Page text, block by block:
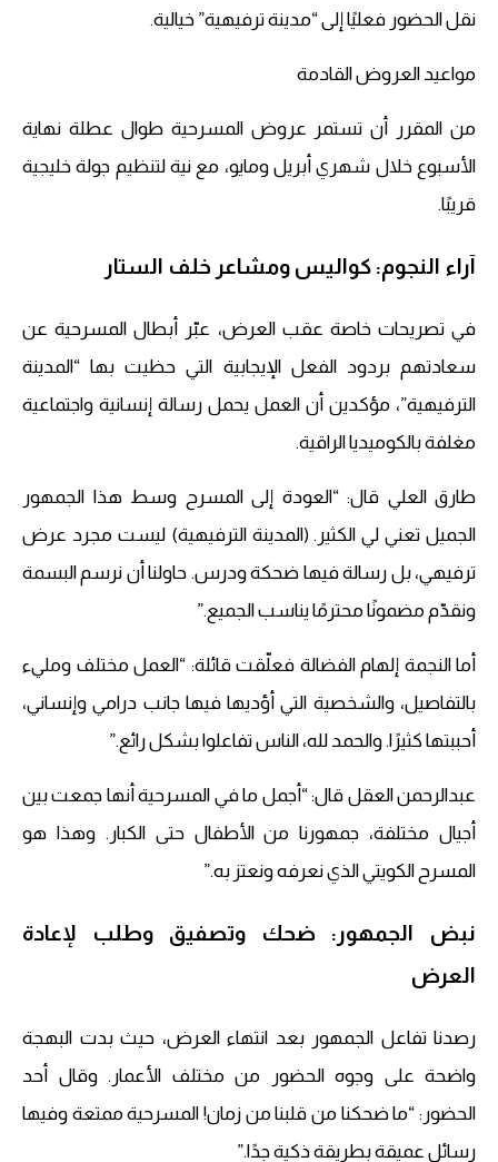
نقل الحضور فعليًا إلى “مدينة ترفيهية” خيالية.
مواعيد العروض القادمة
من المقرر أن تستمر عروض المسرحية طوال عطلة نهاية
الأسبوع خلال شهري أبريل ومايو، مع نية لتنظيم جولة خليجية
قريبًا.
آراء النجوم: كواليس ومشاعر خلف الستار
في تصريحات خاصة عقب العرض، عبّر أبطال المسرحية عن
سعادتهم بردود الفعل الإيجابية التي حظيت بها “المدينة
الترفيهية”، مؤكدين أن العمل يحمل رسالة إنسانية واجتماعية
مغلفة بالكوميديا الراقية.
طارق العلي قال: “العودة إلى المسرح وسط هذا الجمهور
الجميل تعني لي الكثير. (المدينة الترفيهية) ليست مجرد عرض
ترفيهي، بل رسالة فيها ضحكة ودرس. حاولنا أن نرسم البسمة
ونقدّم مضمونًا محترمًا يناسب الجميع.”
أما النجمة إلهام الفضالة فعلّقت قائلة: “العمل مختلف ومليء
بالتفاصيل، والشخصية التي أؤديها فيها جانب درامي وإنساني،
أحببتها كثيرًا. والحمد لله، الناس تفاعلوا بشكل رائع.”
عبدالرحمن العقل قال: “أجمل ما في المسرحية أنها جمعت بين
أجيال مختلفة، جمهورنا من الأطفال حتى الكبار. وهذا هو
المسرح الكويتي الذي نعرفه ونعتز به.”
نبض الجمهور: ضحك وتصفيق وطلب لإعادة
العرض
رصدنا تفاعل الجمهور بعد انتهاء العرض، حيث بدت البهجة
واضحة على وجوه الحضور من مختلف الأعمار. وقال أحد
الحضور: “ما ضحكنا من قلبنا من زمان! المسرحية ممتعة وفيها
رسائل عميقة بطريقة ذكية جدًا.”